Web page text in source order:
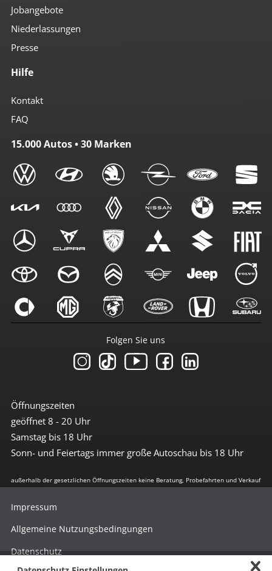
Jobangebote
Niederlassungen
Presse
Hilfe
Kontakt
FAQ
15.000 Autos • 30 Marken
Öffnungszeiten
geöffnet 8 - 20 Uhr
Samstag bis 18 Uhr
Sonn- und Feiertags immer große Autoschau bis 18 Uhr
Folgen Sie uns
außerhalb der gesetzlichen Öffnungszeiten keine Beratung, Probefahrten und Verkauf
Impressum
Allgemeine Nutzungsbedingungen
Datenschutz